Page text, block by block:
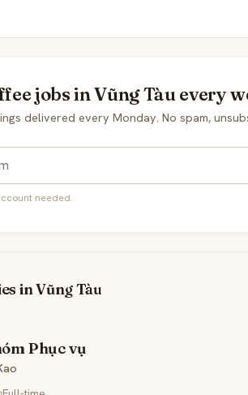
jobs in Vũng Tàu every
delivered every Monday. No spam,
needed.
in Vũng Tàu
Phục vụ